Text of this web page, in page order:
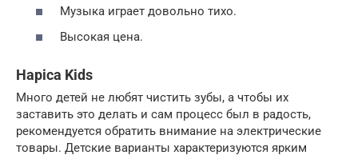
Музыка играет довольно тихо.
Высокая цена.
Hapica Kids
Много детей не любят чистить зубы, а чтобы их
заставить это делать и сам процесс был в радость,
рекомендуется обратить внимание на электрические
товары. Детские варианты характеризуются ярким